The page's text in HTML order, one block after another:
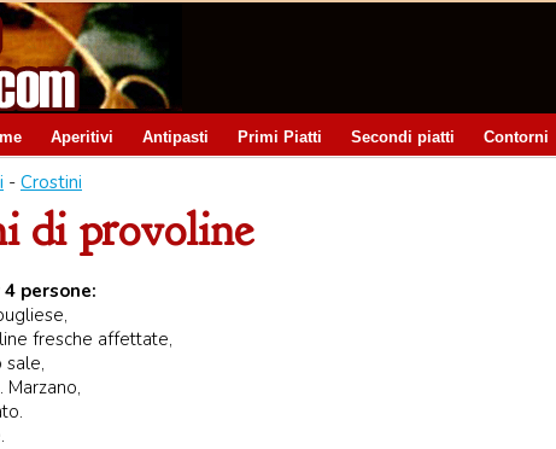
Aperitivi Antipasti Primi Piatti Secondi piatti Contorni
- Crostini
di provoline
persone:
fresche affettate,
sale,